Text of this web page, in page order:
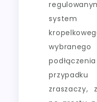
system
wybranego
zraszaczy,